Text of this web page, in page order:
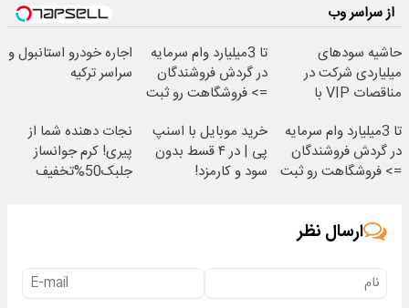
از سراسر وب
حاشیه سودهای
میلیاردی شرکت در
مناقصات VIP با
تا 3میلیارد وام سرمایه
در گردش فروشندگان
=> فروشگاهت رو ثبت
اجاره خودرو استانبول و
سراسر ترکیه
تا 3میلیارد وام سرمایه
در گردش فروشندگان
=> فروشگاهت رو ثبت
خرید موبایل با اسنپ
پی | در ۴ قسط بدون
سود و کارمزد!
نجات دهنده شما از
پیری! کرم جوانساز
جلبک50%تخفیف
ارسال نظر